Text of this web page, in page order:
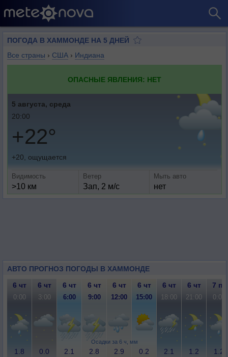
ПОГОДА В ХАММОНДЕ НА 5 ДНЕЙ
Все страны › США › Индиана
ОПАСНЫЕ ЯВЛЕНИЯ: НЕТ
5 августа, среда
20:00
+22°
+20, ощущается
Видимость
>10 км
Ветер
Зап, 2 м/с
Мыть авто
нет
АВТО ПРОГНОЗ ПОГОДЫ В ХАММОНДЕ
Осадки за 6 ч, мм
6 чт 6 чт 6 чт 6 чт 6 чт 6 чт 6 чт 6 чт 7 пт
0:00 3:00 6:00 9:00 12:00 15:00 18:00 21:00 0:00
1.8 0.0 2.1 2.8 2.9 0.2 2.1 1.2 1.2